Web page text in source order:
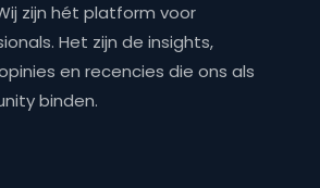
zijn hét platform voor
Het zijn de insights,
en recencies die ons als
binden.